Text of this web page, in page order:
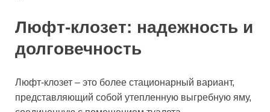
Люфт-клозет: надежность и
долговечность
Люфт-клозет – это более стационарный вариант,
представляющий собой утепленную выгребную яму,